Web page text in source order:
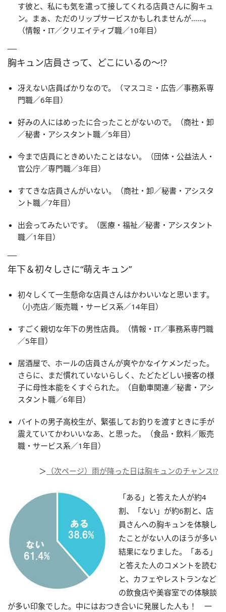
す彼と、私にも気を遣って接してくれる店員さんに胸キュ
ン。まぁ、ただのリップサービスかもしれませんが……。
（情報・IT／クリエイティブ職／10年目）
胸キュン店員さって、どこにいるの〜!?
冴えない店員ばかりなので。（マスコミ・広告／事務系専
門職／6年目）
好みの人にはめったに合ったことがないので。（商社・卸
／秘書・アシスタント職／5年目）
今まで店員にときめいたことはない。（団体・公益法人・
官公庁／専門職／3年目）
すてきな店員さんがいない。（商社・卸／秘書・アシスタ
ント職／7年目）
出会ってみたいです。（医療・福祉／秘書・アシスタント
職／1年目）
年下＆初々しさに“萌えキュン”
初々しくて一生懸命な店員さんはかわいいなと思います。
（小売店／販売職・サービス系／14年目）
すごく親切な年下の男性店員。（情報・IT／事務系専門職
／5年目）
居酒屋で、ホールの店員さんが爽やかなイケメンだった。
さらに、まだ慣れていないらしく、たどたどしい接客の様
子に母性本能をくすぐられた。（自動車関連／秘書・アシ
スタント職／6年目）
バイトの男子高校生が、緊張してお釣りを渡すときに手が
震えていてかわいいなあ、と思った。（食品・飲料／販売
職・サービス系／1年目）
＞ （次ページ）雨が降った日は胸キュンのチャンス!?
「ある」と答えた人が約4
割、「ない」が約6割と、店
員さんへの胸キュンを体験し
たことがない人のほうが多い
結果になりました。「ある」
と答えた人のコメントを読む
と、カフェやレストランなど
の飲食店や美容室での体験談
が多い印象でした。中にはおつき合いに発展した人も！ 一